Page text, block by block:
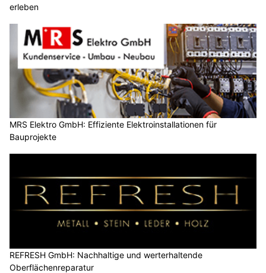
erleben
MRS Elektro GmbH: Effiziente Elektroinstallationen für
Bauprojekte
REFRESH GmbH: Nachhaltige und werterhaltende
Oberflächenreparatur